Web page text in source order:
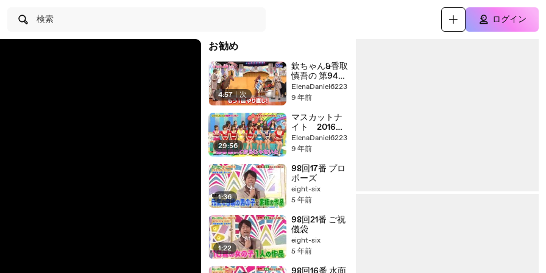
検索 ログイン
お勧め
4:57 | 次
欽ちゃん&香取
慎吾の 第94回
全日本仮装大
賞「前半」1月21
20170121 part
2/2
ElenaDaniel6223
9 年前
29:56
マスカットナ
イト 2016年
12月28日
161228
ElenaDaniel6223
9 年前
1:36
98回17番 プロ
ポーズ
eight-six
5 年前
1:22
98回21番 ご祝
儀袋
eight-six
5 年前